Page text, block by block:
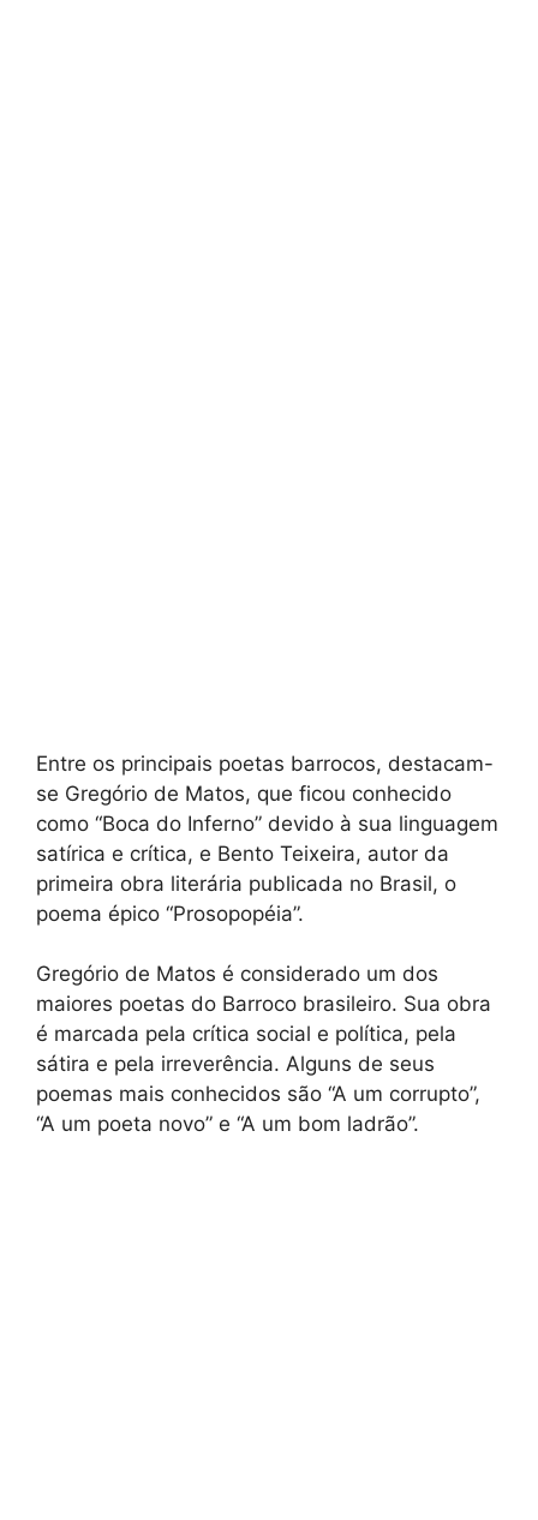
Entre os principais poetas barrocos, destacam-
se Gregório de Matos, que ficou conhecido
como “Boca do Inferno” devido à sua linguagem
satírica e crítica, e Bento Teixeira, autor da
primeira obra literária publicada no Brasil, o
poema épico “Prosopopéia”.
Gregório de Matos é considerado um dos
maiores poetas do Barroco brasileiro. Sua obra
é marcada pela crítica social e política, pela
sátira e pela irreverência. Alguns de seus
poemas mais conhecidos são “A um corrupto”,
“A um poeta novo” e “A um bom ladrão”.